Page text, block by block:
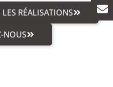
RÉALISATIONS
NOUS